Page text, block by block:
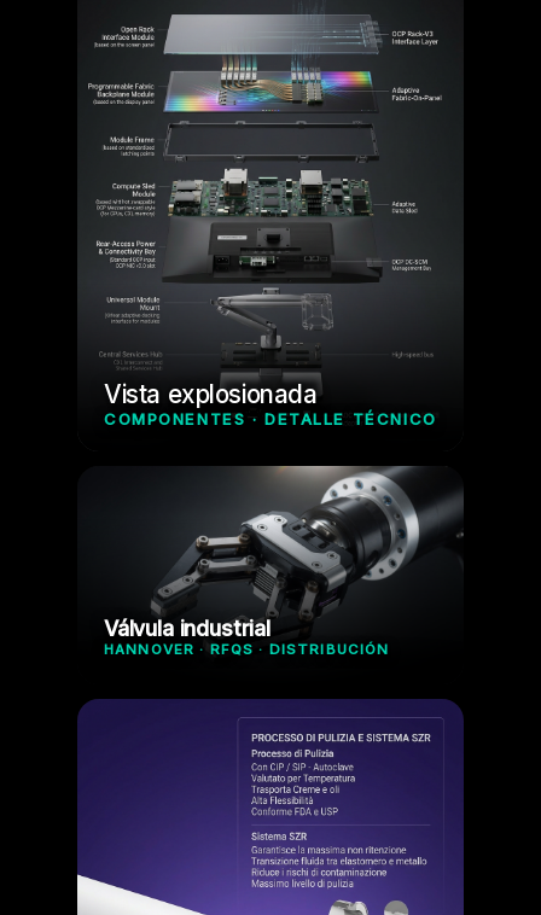
Vista explosionada
COMPONENTES · DETALLE TÉCNICO
Válvula industrial
HANNOVER · RFQS · DISTRIBUCIÓN